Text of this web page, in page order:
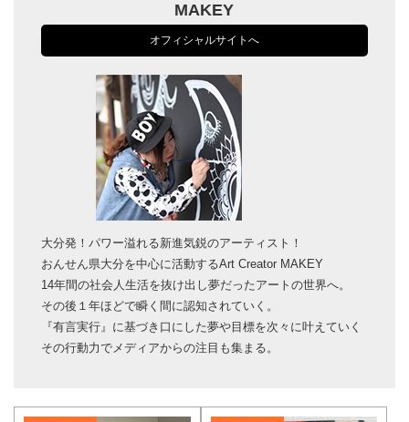
MAKEY
オフィシャルサイトへ
大分発！パワー溢れる新進気鋭のアーティスト！
おんせん県大分を中心に活動するArt Creator MAKEY
14年間の社会人生活を抜け出し夢だったアートの世界へ。
その後１年ほどで瞬く間に認知されていく。
『有言実行』に基づき口にした夢や目標を次々に叶えていく
その行動力でメディアからの注目も集まる。